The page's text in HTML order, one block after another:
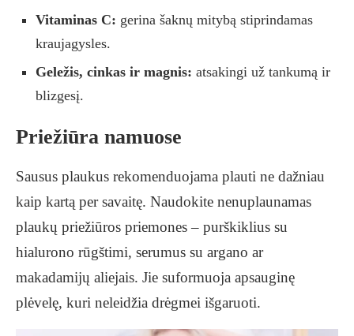
Vitaminas C: gerina šaknų mitybą stiprindamas
kraujagysles.
Geležis, cinkas ir magnis: atsakingi už tankumą ir
blizgesį.
Priežiūra namuose
Sausus plaukus rekomenduojama plauti ne dažniau
kaip kartą per savaitę. Naudokite nenuplaunamas
plaukų priežiūros priemones – purškiklius su
hialurono rūgštimi, serumus su argano ar
makadamijų aliejais. Jie suformuoja apsauginę
plėvelę, kuri neleidžia drėgmei išgaruoti.